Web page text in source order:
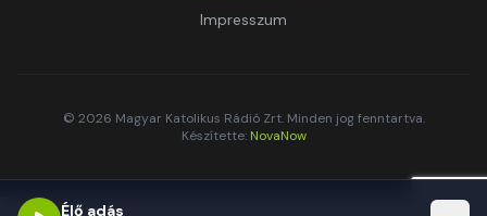
Impresszum
© 2026 Magyar Katolikus Rádió Zrt. Minden jog fenntartva.
Készítette: NovaNow
Élő adás